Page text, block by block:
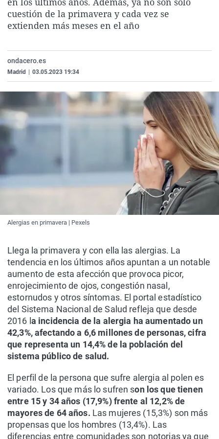
La rosa de los vientos
Caso
Extremadura
Virales
cuestión de la primavera y cada vez se
extienden más meses en el año
ondacero.es
Madrid 03.05.2023 19:34
Alergias en primavera | Pexels
Llega la primavera y con ella las alergias. La
tendencia en los últimos años apuntan a un notable
aumento de esta afección que provoca picor,
enrojecimiento de ojos, congestión nasal,
estornudos y otros síntomas. El portal estadístico
del Sistema Nacional de Salud refleja que desde
2016 l a incidencia de la alergia ha aumentado un
42,3%, afectando a 6,6 millones de personas, cifra
que representa un 14,4% de la población del
sistema público de salud.
El perfil de la persona que sufre alergia al polen es
variado. Los que más lo sufren son los que tienen
entre 15 y 34 años (17,9%) frente al 12,2% de
mayores de 64 años. Las mujeres (15,3%) son más
propensas que los hombres (13,4%). Las
diferencias entre comunidades son notorias ya que